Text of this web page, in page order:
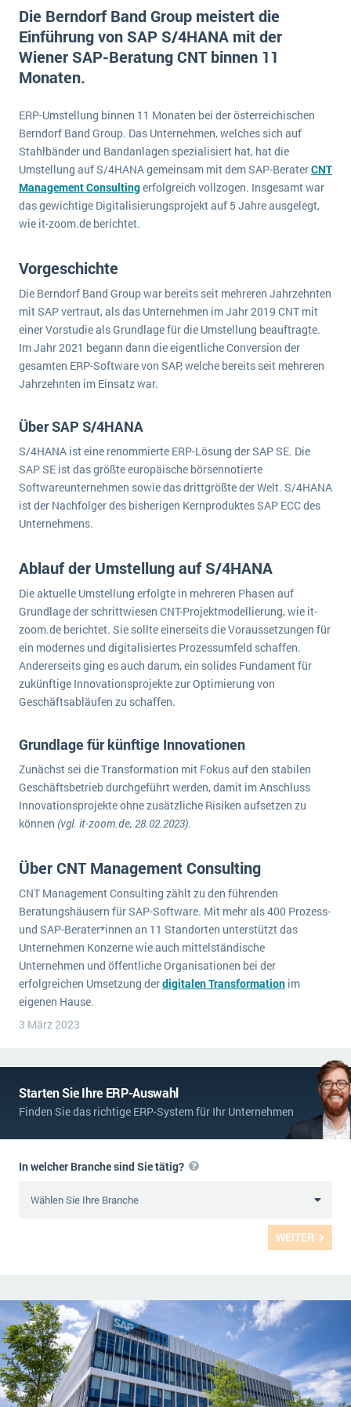
Suche
Vergleich
Auswahl
Schulung
Auswertung
Service und Wartung
E-commerce
Einzelhandel
Finanzen
Grosshandel
Handel
Handwerk
Health Care
IKT
Installation
Maschinenbau
Medien
NGO
Lebensmittelindustrie
Logistik
Produktion
Services
Textil und Mode
Vermietung
Versorgung
Die 4 Komponenten eines CRM-Systems
5 Funktionen einer ERP-Software für Konzerne
Was ist Data Mining? - Ein Leitfaden für Unternehmen
Mehr über ERP-Software
Ein WMS implementieren: Das sind die 6
wichtigsten Punkte, die es zu beachten gilt
ERP-Software für Abfallentsorger
Digitale Arbeitsaufträge in Ihrem ERP- oder FSM-System: clever und effizient
MEHR ÜBER ERP-SOFTWARE
SAP übernimmt Reltio für eine bessere
Datenintegration
SAP investiert mit zwei strategischen Übernahmen in Enterprise-KI
ERP-Trends in der Produktion
NACHRICHTENARCHIV
Offene Stellen bei ERP-Lieferanten
Über uns
DSGVO/GDPR
Kontakt
Die Berndorf Band Group meistert die
Einführung von SAP S/4HANA mit der
Wiener SAP-Beratung CNT binnen 11
Monaten.
ERP-Umstellung binnen 11 Monaten bei der österreichischen
Berndorf Band Group. Das Unternehmen, welches sich auf
Stahlbänder und Bandanlagen spezialisiert hat, hat die
Umstellung auf S/4HANA gemeinsam mit dem SAP-BeraterCNT
Management Consultingerfolgreich vollzogen. Insgesamt war
das gewichtige Digitalisierungsprojekt auf 5 Jahre ausgelegt,
wie it-zoom.de berichtet.
Vorgeschichte
Die Berndorf Band Group war bereits seit mehreren Jahrzehnten
mit SAP vertraut, als das Unternehmen im Jahr 2019 CNT mit
einer Vorstudie als Grundlage für die Umstellung beauftragte.
Im Jahr 2021 begann dann die eigentliche Conversion der
gesamten ERP-Software von SAP, welche bereits seit mehreren
Jahrzehnten im Einsatz war.
Über SAP S/4HANA
S/4HANA ist eine renommierte ERP-Lösung der SAP SE. Die
SAP SE ist das größte europäische börsennotierte
Softwareunternehmen sowie das drittgrößte der Welt. S/4HANA
ist der Nachfolger des bisherigen Kernproduktes SAP ECC des
Unternehmens.
Ablauf der Umstellung auf S/4HANA
Die aktuelle Umstellung erfolgte in mehreren Phasen auf
Grundlage der schrittwiesen CNT-Projektmodellierung, wie it-
zoom.de berichtet. Sie sollte einerseits die Voraussetzungen für
ein modernes und digitalisiertes Prozessumfeld schaffen.
Andererseits ging es auch darum, ein solides Fundament für
zukünftige Innovationsprojekte zur Optimierung von
Geschäftsabläufen zu schaffen.
Grundlage für künftige Innovationen
Zunächst sei die Transformation mit Fokus auf den stabilen
Geschäftsbetrieb durchgeführt werden, damit im Anschluss
Innovationsprojekte ohne zusätzliche Risiken aufsetzen zu
können (vgl. it-zoom.de, 28.02.2023).
Über CNT Management Consulting
CNT Management Consulting zählt zu den führenden
Beratungshäusern für SAP-Software. Mit mehr als 400 Prozess-
und SAP-Berater*innen an 11 Standorten unterstützt das
Unternehmen Konzerne wie auch mittelständische
Unternehmen und öffentliche Organisationen bei der
erfolgreichen Umsetzung derdigitalen Transformation im
eigenen Hause.
3 März 2023
Starten Sie Ihre ERP-Auswahl
Finden Sie das richtige ERP-System für Ihr Unternehmen
WEITER
In welcher Branche sind Sie tätig?